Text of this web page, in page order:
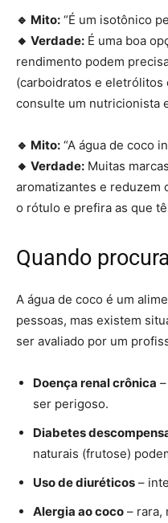
🔹 Mito: “É um isotônico
🔸 Verdade: É uma boa
rendimento podem
(carboidratos e eletrólitos
consulte um nutricionista
🔹 Mito: “A água de coco
🔸 Verdade: Muitas
aromatizantes e reduzem
o rótulo e prefira as que
Quando
A água de coco é um
pessoas, mas existem
ser avaliado por um
Doença renal crônica
ser perigoso.
Diabetes
naturais (frutose)
Uso de diuréticos –
Alergia ao coco – rara,